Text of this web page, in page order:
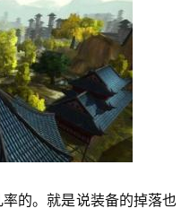
的。就是说装备的掉落也